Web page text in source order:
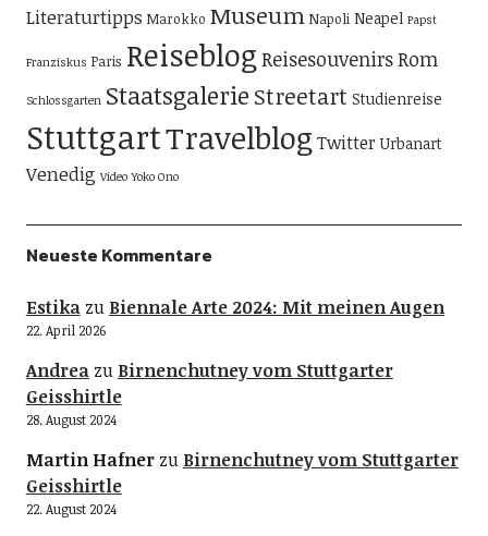
Literaturtipps Marokko Museum Napoli Neapel Papst
Franziskus Paris Reiseblog ReisesouvenirsRom
Schlossgarten Staatsgalerie Streetart Studienreise
StuttgartTravelblog Twitter Urbanart
Venedig Video Yoko Ono
Neueste Kommentare
Estikazu Biennale Arte 2024: Mit meinen Augen
22. April 2026
Andreazu Birnenchutney vom Stuttgarter
Geisshirtle
28. August 2024
Martin Hafnerzu Birnenchutney vom Stuttgarter
Geisshirtle
22. August 2024